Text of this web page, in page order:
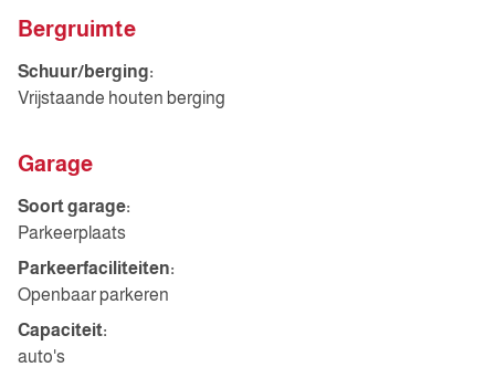
Bergruimte
Schuur/berging:
Vrijstaande houten berging
Garage
Soort garage:
Parkeerplaats
Parkeerfaciliteiten:
Openbaar parkeren
Capaciteit:
auto's